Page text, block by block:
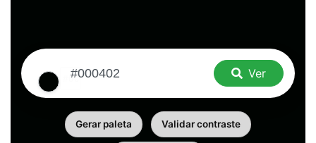
Ver
Gerar paleta Validar contraste